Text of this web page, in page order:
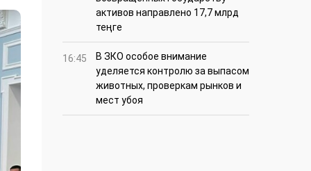
активов направлено 17,7 млрд
теңге
16:45
В ЗКО особое внимание
уделяется контролю за выпасом
животных, проверкам рынков и
мест убоя